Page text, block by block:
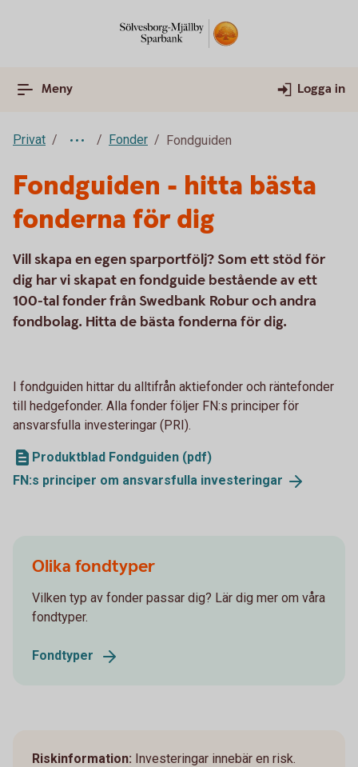
Meny Logga in
Privat Fonder Fondguiden
Fondguiden - hitta bästa
fonderna för dig
Vill skapa en egen sparportfölj? Som ett stöd för
dig har vi skapat en fondguide bestående av ett
100-tal fonder från Swedbank Robur och andra
fondbolag. Hitta de bästa fonderna för dig.
I fondguiden hittar du alltifrån aktiefonder och räntefonder
till hedgefonder. Alla fonder följer FN:s principer för
ansvarsfulla investeringar (PRI).
Produktblad Fondguiden (pdf)
FN:s principer om ansvarsfulla investeringar
Olika fondtyper
Vilken typ av fonder passar dig? Lär dig mer om våra
fondtyper.
Fondtyper
Riskinformation: Investeringar innebär en risk.